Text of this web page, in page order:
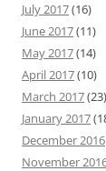
July 2017(16)
June 2017(11)
May 2017(14)
April 2017(10)
March 2017(23)
January 2017
December 2016
November